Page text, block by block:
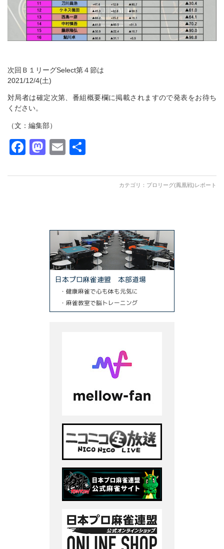
次回Ｂ１リーグSelect第４節は
2021/12/4(土)
対局者は確定次第、番組概要欄に掲載されますので発表をお待ち
ください。
（文：編集部）
Facebook
Mastodon
Email
カテゴリ： プロリーグ(鳳凰戦)レポート
日本プロ麻雀連盟 本部道場
・健康麻雀で心も体も元気に
・麻雀教室で脳トレーニング